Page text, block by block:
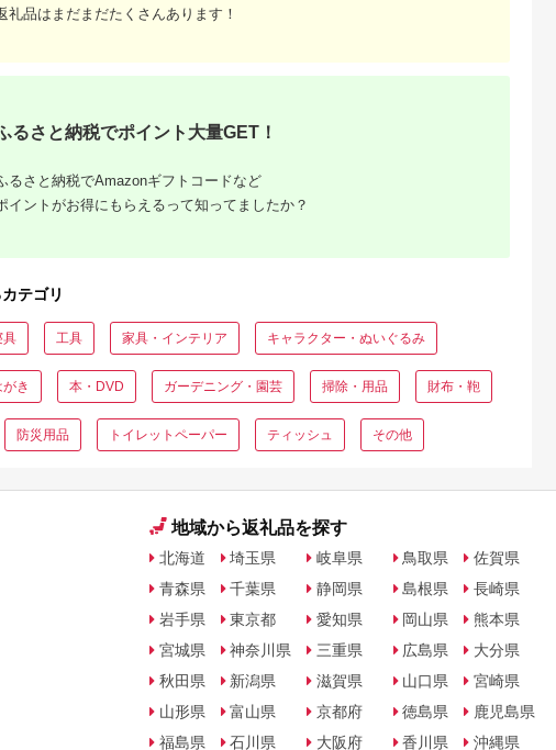
礼品はまだまだたくさんあります！
るさと納税でポイント大量GET！
るさと納税でAmazonギフトコードなど
イントがお得にもらえるって知ってましたか？
テゴリ
具 工具 家具・インテリア キャラクター・ぬいぐるみ
き 本・DVD ガーデニング・園芸 掃除・用品 財布・鞄
防災用品 トイレットペーパー ティッシュ その他
地域から返礼品を探す
北海道
青森県
岩手県
宮城県
秋田県
山形県
福島県
埼玉県
千葉県
東京都
神奈川県
新潟県
富山県
石川県
岐阜県
静岡県
愛知県
三重県
滋賀県
京都府
大阪府
鳥取県
島根県
岡山県
広島県
山口県
徳島県
香川県
佐賀県
長崎県
熊本県
大分県
宮崎県
鹿児島県
沖縄県